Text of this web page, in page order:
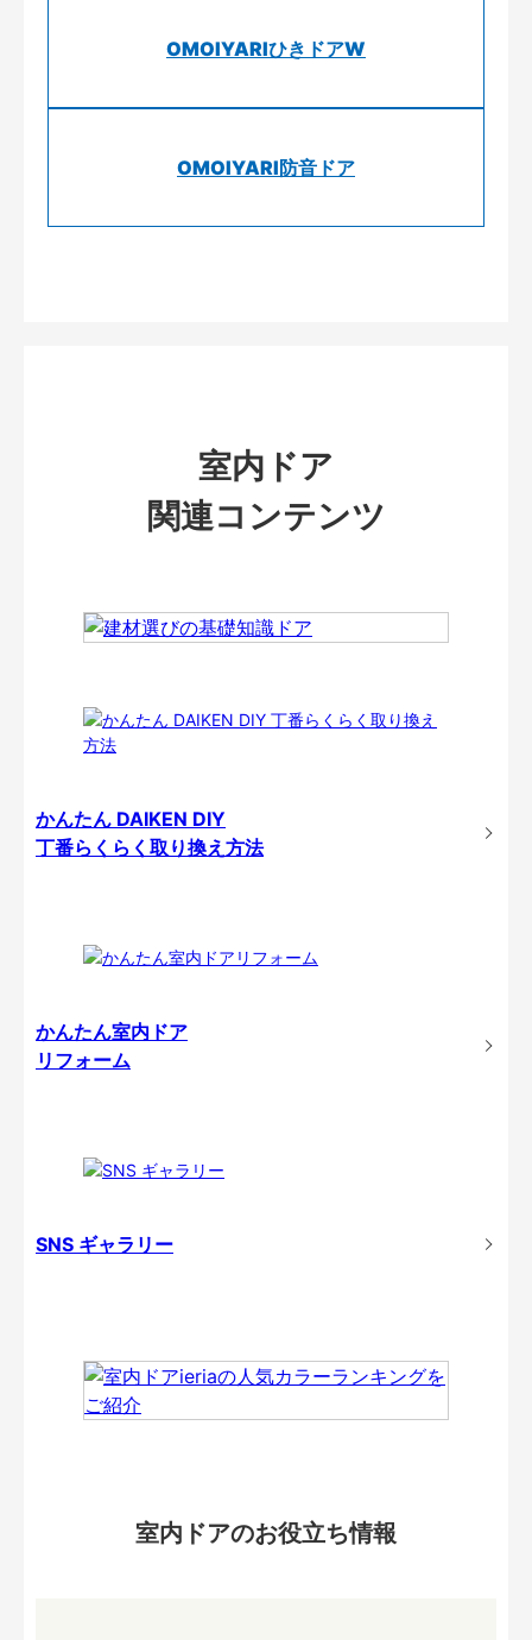
OMOIYARIひきドアW
OMOIYARI防音ドア
室内ドア
関連コンテンツ
かんたん DAIKEN DIY
丁番らくらく取り換え方法
かんたん室内ドア
リフォーム
SNS ギャラリー
室内ドアのお役立ち情報